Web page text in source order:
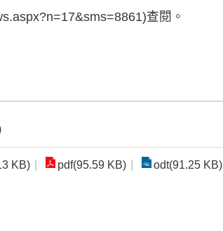
查閱。
KB) pdf(95.59 KB) odt(91.25 KB)